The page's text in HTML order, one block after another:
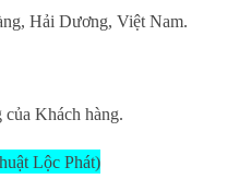
Hải Dương, Việt Nam.
Khách hàng.
Lộc Phát)